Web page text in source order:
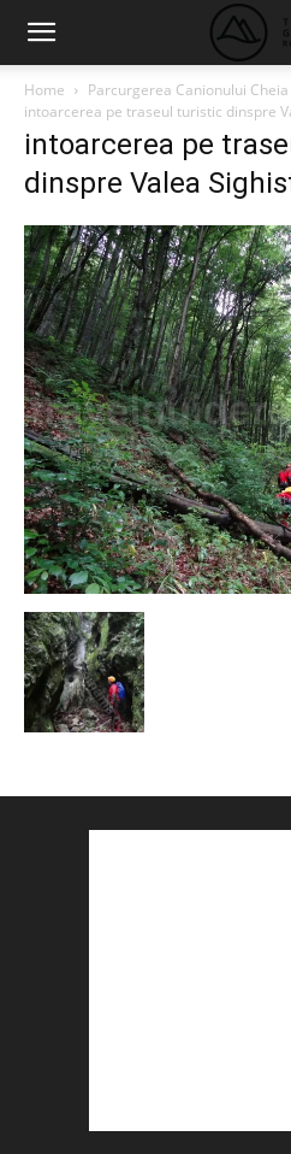
Home
Parcurgerea Canionului
intoarcerea pe traseul turistic dinspre
intoarcerea pe
dinspre Valea